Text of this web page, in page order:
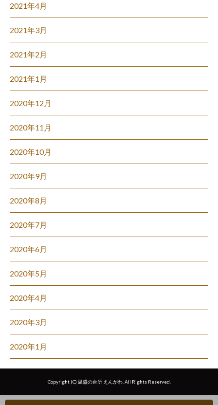
2021年4月
2021年3月
2021年2月
2021年1月
2020年12月
2020年11月
2020年10月
2020年9月
2020年8月
2020年7月
2020年6月
2020年5月
2020年4月
2020年3月
2020年1月
Copyright (C) 温盛の台所 えんがわ. All Rights Reserved.